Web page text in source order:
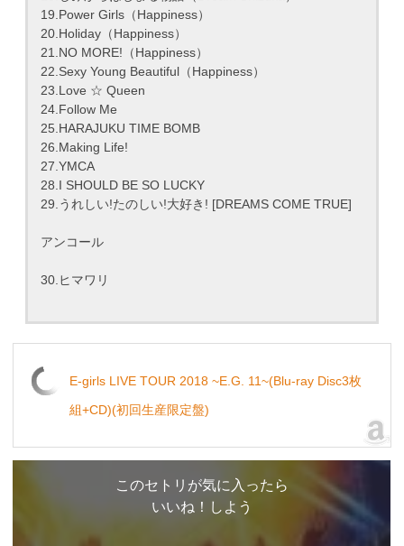
19.Power Girls（Happiness）
20.Holiday（Happiness）
21.NO MORE!（Happiness）
22.Sexy Young Beautiful（Happiness）
23.Love ☆ Queen
24.Follow Me
25.HARAJUKU TIME BOMB
26.Making Life!
27.YMCA
28.I SHOULD BE SO LUCKY
29.うれしい!たのしい!大好き! [DREAMS COME TRUE]
アンコール
30.ヒマワリ
E-girls LIVE TOUR 2018 ~E.G. 11~(Blu-ray Disc3枚
組+CD)(初回生産限定盤)
このセトリが気に入ったら
いいね！しよう